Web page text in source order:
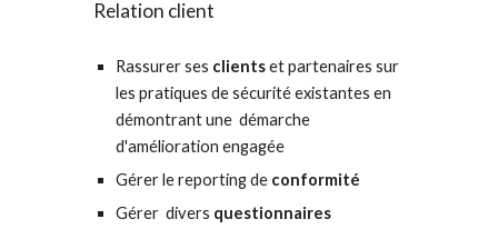
Relation client
Rassurer ses clients et partenaires sur
les pratiques de sécurité existantes en
démontrant une  démarche
d'amélioration engagée
Gérer le reporting de conformité
Gérer divers